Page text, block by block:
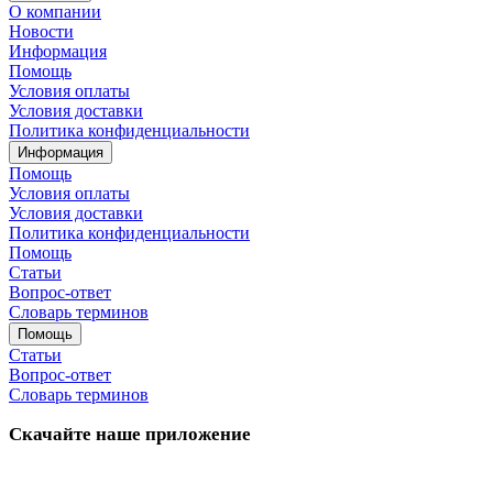
О компании
Новости
Информация
Помощь
Условия оплаты
Условия доставки
Политика конфиденциальности
Информация
Помощь
Условия оплаты
Условия доставки
Политика конфиденциальности
Помощь
Статьи
Вопрос-ответ
Словарь терминов
Помощь
Статьи
Вопрос-ответ
Словарь терминов
Скачайте наше приложение